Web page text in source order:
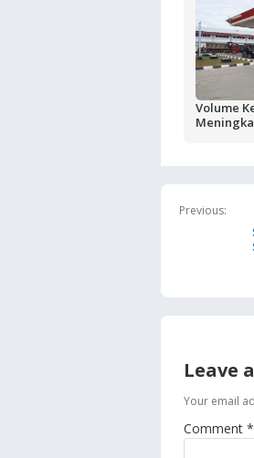
Volume
Previous:
Leave
Your email
Comment *